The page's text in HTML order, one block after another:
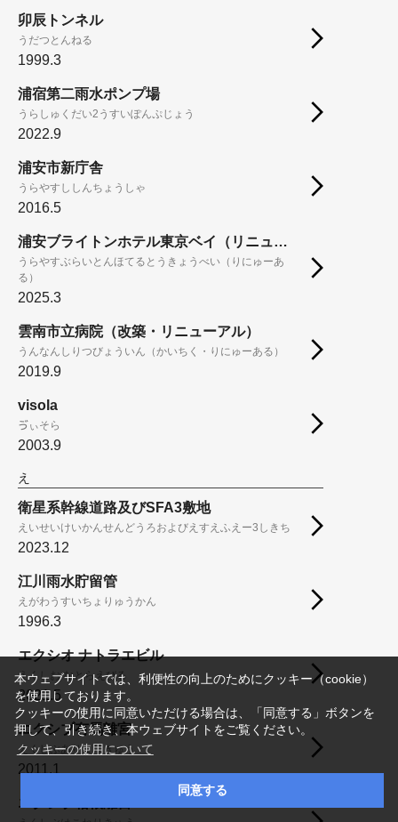
本ウェブサイトでは、利便性の向上のためにクッキー（cookie）
を使用しております。
クッキーの使用に同意いただける場合は、「同意する」ボタンを
押して、引き続き、本ウェブサイトをご覧ください。
クッキーの使用について
同意する
卯辰トンネル
うだつとんねる
1999.3
浦宿第二雨水ポンプ場
うらしゅくだい2うすいぽんぷじょう
2022.9
浦安市新庁舎
うらやすししんちょうしゃ
2016.5
浦安ブライトンホテル東京ベイ（リニューアル）
うらやすぶらいとんほてるとうきょうべい（りにゅーあ
る）
2025.3
雲南市立病院（改築・リニューアル）
うんなんしりつびょういん（かいちく・りにゅーある）
2019.9
visola
ゔぃそら
2003.9
え
衛星系幹線道路及びSFA3敷地
えいせいけいかんせんどうろおよびえすえふえー3しきち
2023.12
江川雨水貯留管
えがわうすいちょりゅうかん
1996.3
エクシオ ナトラエビル
えくしお なとらえびる
2021.5
エクシブ有馬離宮
えくしぶありまりきゅう
2011.1
エクシブ箱根離宮